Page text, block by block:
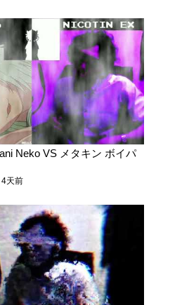
Neko VS メタキン ボイパ
天前